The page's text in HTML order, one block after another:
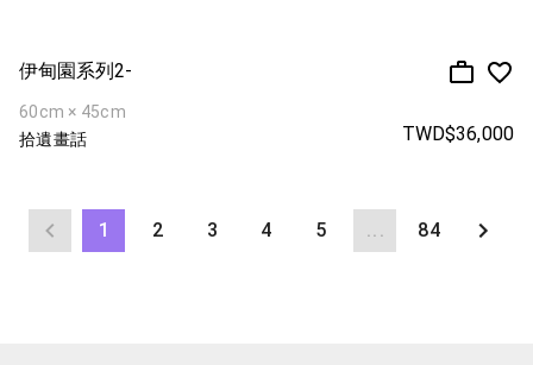
伊甸園系列2-
60cm × 45cm
拾遺畫話
TWD$36,000
1 2 3 4 5 ... 84